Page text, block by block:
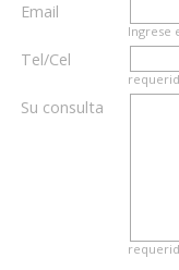
Email
Ingrese
Tel/Cel
Su consulta